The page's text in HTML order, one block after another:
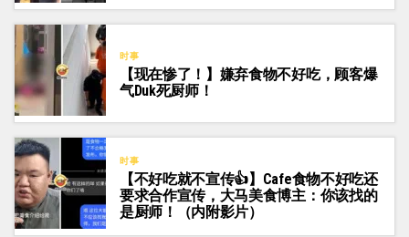
时事
【现在惨了！】嫌弃食物不好吃，顾客爆
气Duk死厨师！
时事
【不好吃就不宣传👍】Cafe食物不好吃还
要求合作宣传，大马美食博主：你该找的
是厨师！（内附影片）